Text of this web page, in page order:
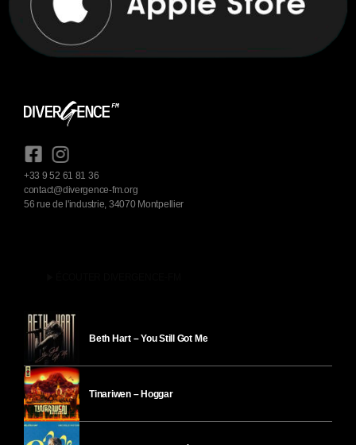
+33 9 52 61 81 36
contact@divergence-fm.org
56 rue de l'industrie, 34070 Montpellier
Beth Hart – You Still Got Me
Tinariwen – Hoggar